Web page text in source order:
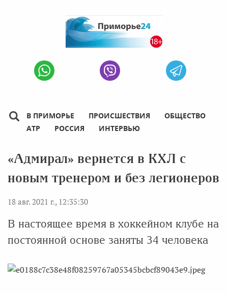
В ПРИМОРЬЕ ПРОИСШЕСТВИЯ
ОБЩЕСТВО
АТР
РОССИЯ ИНТЕРВЬЮ
«Адмирал» вернется в КХЛ с
новым тренером и без легионеров
18 авг. 2021 г., 12:35:30
В настоящее время в хоккейном клубе на
постоянной основе заняты 34 человека